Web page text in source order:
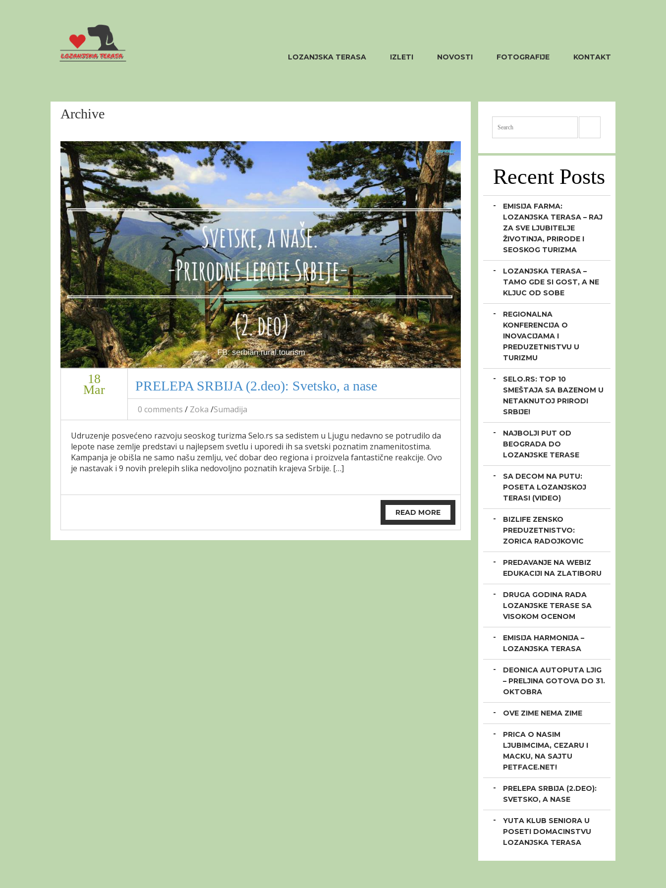
LOZANJSKA TERASA IZLETI NOVOSTI FOTOGRAFIJE KONTAKT
Archive
18
Mar PRELEPA SRBIJA (2.deo): Svetsko, a nase
0 comments / Zoka /Sumadija
Udruzenje posvećeno razvoju seoskog turizma Selo.rs sa sedistem u Ljugu nedavno se potrudilo da
lepote nase zemlje predstavi u najlepsem svetlu i uporedi ih sa svetski poznatim znamenitostima.
Kampanja je obišla ne samo našu zemlju, već dobar deo regiona i proizvela fantastične reakcije. Ovo
je nastavak i 9 novih prelepih slika nedovoljno poznatih krajeva Srbije. […]
READ MORE
Recent Posts
EMISIJA FARMA:
LOZANJSKA TERASA – RAJ
ZA SVE LJUBITELJE
ŽIVOTINJA, PRIRODE I
SEOSKOG TURIZMA
LOZANJSKA TERASA –
TAMO GDE SI GOST, A NE
KLJUC OD SOBE
REGIONALNA
KONFERENCIJA O
INOVACIJAMA I
PREDUZETNISTVU U
TURIZMU
SELO.RS: TOP 10
SMEŠTAJA SA BAZENOM U
NETAKNUTOJ PRIRODI
SRBIJE!
NAJBOLJI PUT OD
BEOGRADA DO
LOZANJSKE TERASE
SA DECOM NA PUTU:
POSETA LOZANJSKOJ
TERASI (VIDEO)
BIZLIFE ZENSKO
PREDUZETNISTVO:
ZORICA RADOJKOVIC
PREDAVANJE NA WEBIZ
EDUKACIJI NA ZLATIBORU
DRUGA GODINA RADA
LOZANJSKE TERASE SA
VISOKOM OCENOM
EMISIJA HARMONIJA –
LOZANJSKA TERASA
DEONICA AUTOPUTA LJIG
– PRELJINA GOTOVA DO 31.
OKTOBRA
OVE ZIME NEMA ZIME
PRICA O NASIM
LJUBIMCIMA, CEZARU I
MACKU, NA SAJTU
PETFACE.NET!
PRELEPA SRBIJA (2.DEO):
SVETSKO, A NASE
YUTA KLUB SENIORA U
POSETI DOMACINSTVU
LOZANJSKA TERASA